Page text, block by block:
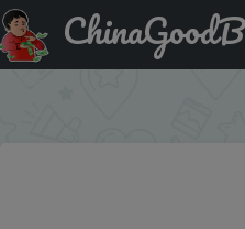
Паридбати з промокодом
Samsung EVO Plus 128 ГБ